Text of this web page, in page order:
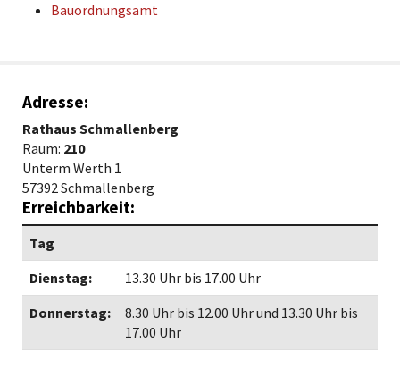
Bauordnungsamt
Adresse:
Rathaus Schmallenberg
Raum: 210
Unterm Werth 1
57392 Schmallenberg
Erreichbarkeit:
Tag
Dienstag:
13.30 Uhr bis 17.00 Uhr
Donnerstag:
8.30 Uhr bis 12.00 Uhr und 13.30 Uhr bis
17.00 Uhr